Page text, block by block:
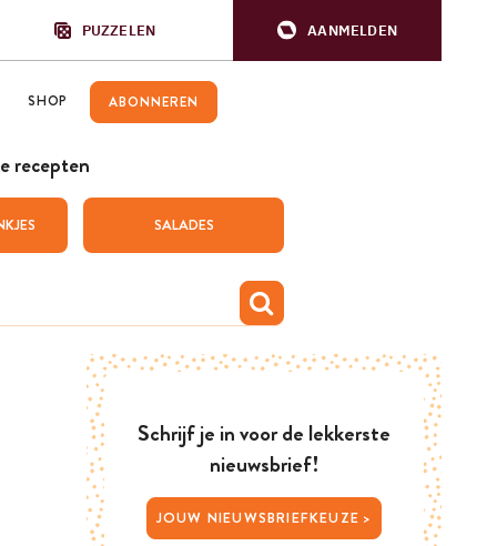
PUZZELEN AANMELDEN
SHOP ABONNEREN
recepten
SALADES
Schrijf je in voor de lekkerste
nieuwsbrief!
JOUW NIEUWSBRIEFKEUZE >